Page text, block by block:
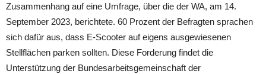
Zusammenhang auf eine Umfrage, über die der WA, am 14.
September 2023, berichtete. 60 Prozent der Befragten sprachen
sich dafür aus, dass E-Scooter auf eigens ausgewiesenen
Stellflächen parken sollten. Diese Forderung findet die
Unterstützung der Bundesarbeitsgemeinschaft der